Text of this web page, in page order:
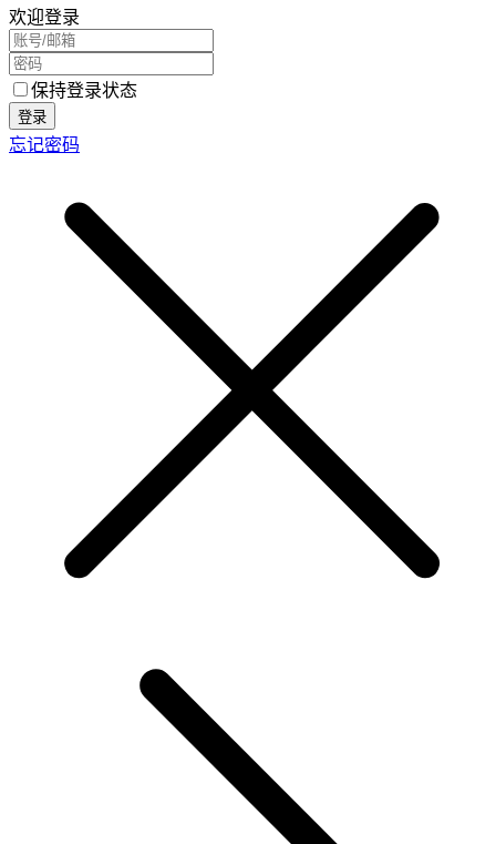
欢迎登录
保持登录状态
登录
忘记密码